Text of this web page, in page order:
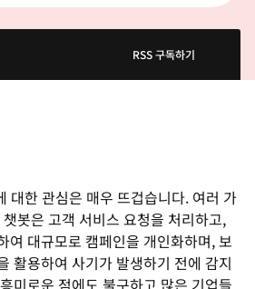
RSS 구독하기
대한 관심은 매우 뜨겁습니다. 여러 가
봇은 고객 서비스 요청을 처리하고,
여 대규모로 캠페인을 개인화하며, 보
활용하여 사기가 발생하기 전에 감지
미로운 점에도 불구하고 많은 기업들